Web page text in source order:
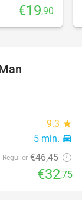
€19,90
9.3 star
5 min. directions_car
Regulier €46,45
€32,75